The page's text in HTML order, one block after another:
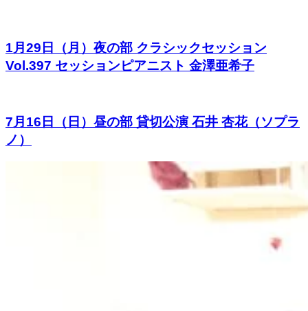
1月29日（月）夜の部 クラシックセッション
Vol.397 セッションピアニスト 金澤亜希子
7月16日（日）昼の部 貸切公演 石井 杏花（ソプラ
ノ）